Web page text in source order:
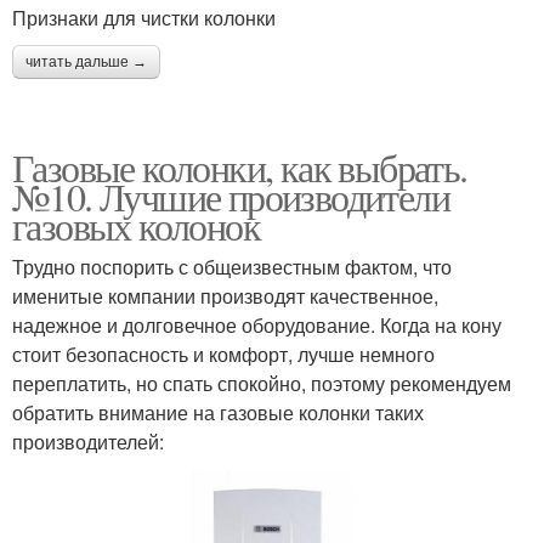
Признаки для чистки колонки
читать дальше →
Газовые колонки, как выбрать.
№10. Лучшие производители
газовых колонок
Трудно поспорить с общеизвестным фактом, что
именитые компании производят качественное,
надежное и долговечное оборудование. Когда на кону
стоит безопасность и комфорт, лучше немного
переплатить, но спать спокойно, поэтому рекомендуем
обратить внимание на газовые колонки таких
производителей: